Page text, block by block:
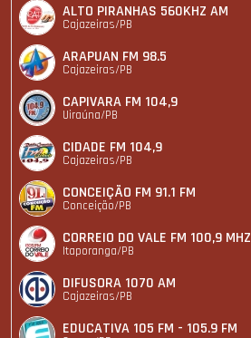
ALTO PIRANHAS 560KHZ AM
Cajazeiras/PB
ARAPUAN FM 98.5
Cajazeiras/PB
CAPIVARA FM 104,9
Uiraúna/PB
CIDADE FM 104,9
Cajazeiras/PB
CONCEIÇÃO FM 91.1 FM
Conceição/PB
CORREIO DO VALE FM 100,9 MHZ
Itaporanga/PB
DIFUSORA 1070 AM
Cajazeiras/PB
EDUCATIVA 105 FM - 105.9 FM